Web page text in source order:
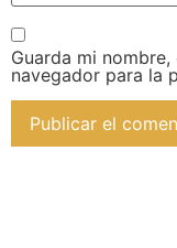
Guarda mi
navegador para la